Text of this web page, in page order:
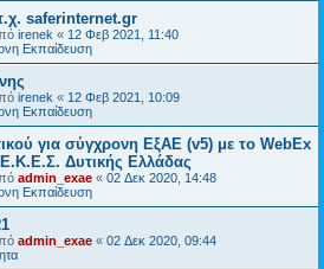
saferinternet.gr
irenek « 12 Φεβ 2021, 11:40
Εκπαίδευση
irenek « 12 Φεβ 2021, 10:09
Εκπαίδευση
για σύγχρονη ΕξΑΕ (v5) με το WebEx
Δυτικής Ελλάδας
admin_exae « 02 Δεκ 2020, 14:48
Εκπαίδευση
admin_exae « 02 Δεκ 2020, 09:44